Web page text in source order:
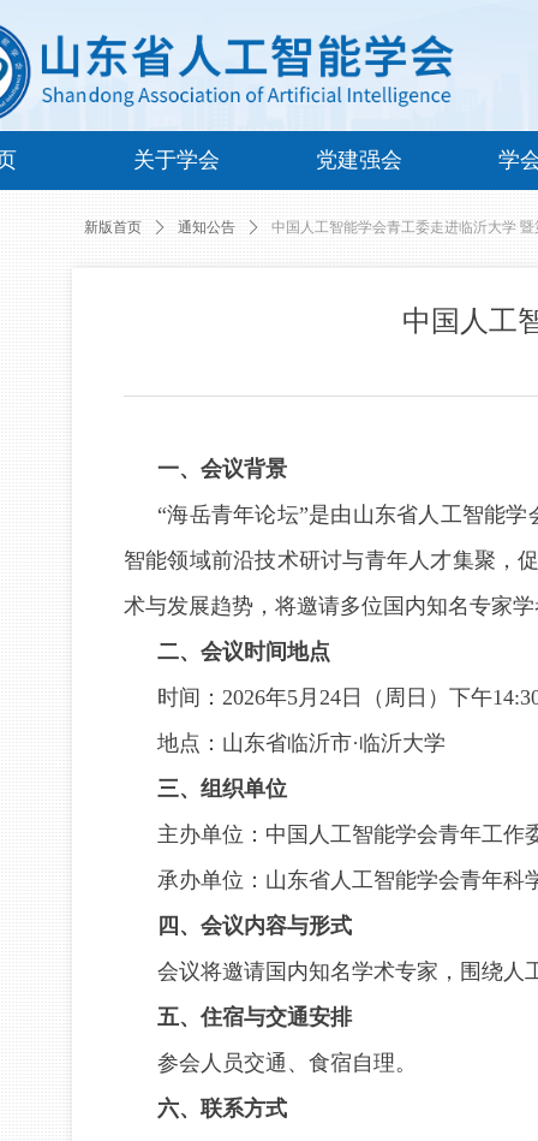
关于学会 党建强会 学
中国人工
一、会议背景
“海岳青年论坛”是由山东省人工智能
智能领域前沿技术研讨与青年人才集聚，
术与发展趋势，将邀请多位国内知名专家
二、会议时间地点
时间：2026年5月24日（周日）下午
地点：山东省临沂市·临沂大学
三、组织单位
主办单位：中国人工智能学会青年工作
承办单位：山东省人工智能学会青年科
四、会议内容与形式
会议将邀请国内知名学术专家，围绕人
五、住宿与交通安排
参会人员交通、食宿自理。
六、联系方式
新版首页 ꄲ 通知公告 ꄲ 中国人工智能学会青工委走进临沂大学